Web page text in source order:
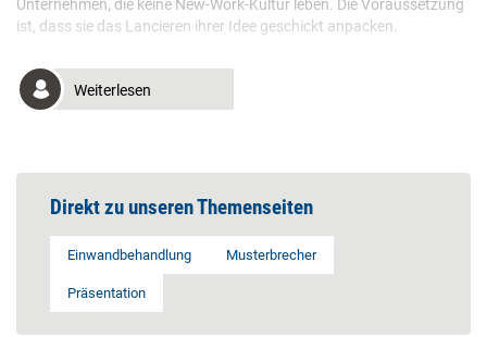
Unternehmen, die keine New-Work-Kultur leben. Die Voraussetzung
ist, dass sie das Lancieren ihrer Idee geschickt anpacken.
Weiterlesen
Direkt zu unseren Themenseiten
Einwandbehandlung Musterbrecher
Präsentation